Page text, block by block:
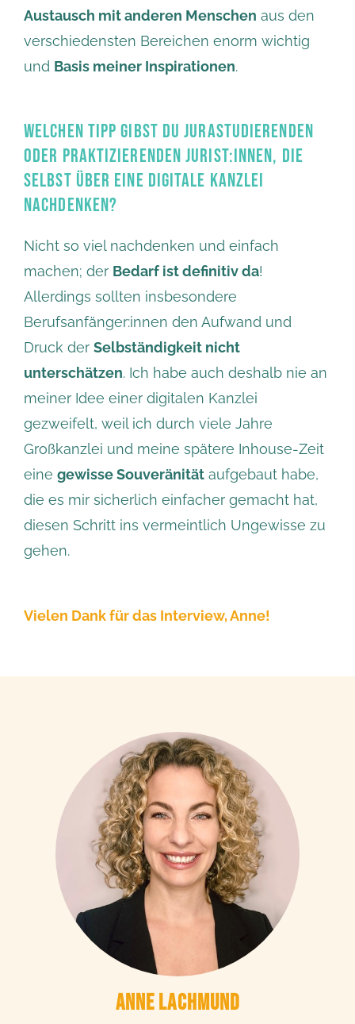
Austausch mit anderen Menschen aus den
verschiedensten Bereichen enorm wichtig
und Basis meiner Inspirationen.
WELCHEN TIPP GIBST DU JURASTUDIERENDEN
ODER PRAKTIZIERENDEN JURIST:INNEN, DIE
SELBST ÜBER EINE DIGITALE KANZLEI
NACHDENKEN?
Nicht so viel nachdenken und einfach
machen; der Bedarf ist definitiv da!
Allerdings sollten insbesondere
Berufsanfänger:innen den Aufwand und
Druck der Selbständigkeit nicht
unterschätzen. Ich habe auch deshalb nie an
meiner Idee einer digitalen Kanzlei
gezweifelt, weil ich durch viele Jahre
Großkanzlei und meine spätere Inhouse-Zeit
eine gewisse Souveränität aufgebaut habe,
die es mir sicherlich einfacher gemacht hat,
diesen Schritt ins vermeintlich Ungewisse zu
gehen.
Vielen Dank für das Interview, Anne!
ANNE LACHMUND